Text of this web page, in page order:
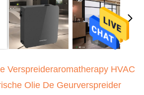
Verspreideraromatherapy HVAC
Olie De Geurverspreider